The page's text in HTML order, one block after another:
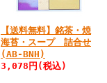
【送料無料】銘茶・焼
海苔・スープ 詰合せ
(AB-BNH)
3,078円 (税込)